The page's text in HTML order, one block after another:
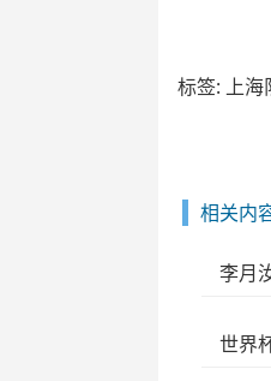
标签: 上海
相关内
李月
世界